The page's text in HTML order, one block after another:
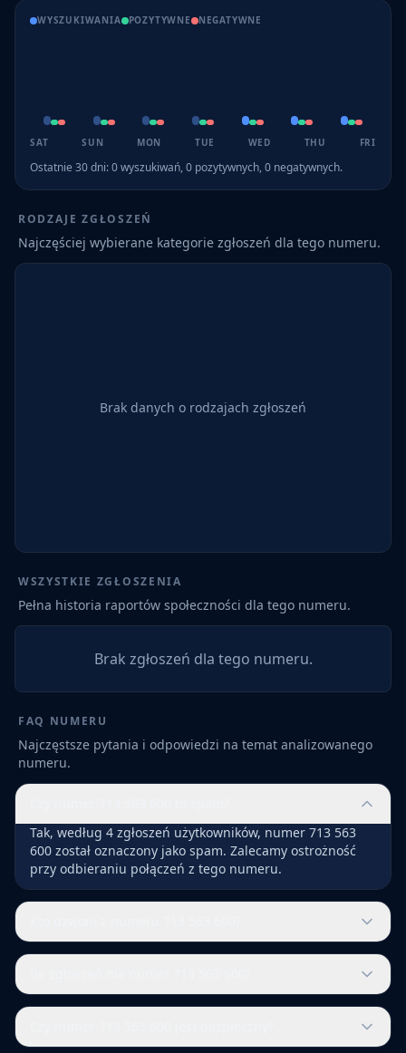
WYSZUKIWANIA POZYTYWNE NEGATYWNE
SAT SUN MON TUE WED THU FRI
Ostatnie 30 dni:0wyszukiwań,0 pozytywnych,0 negatywnych.
RODZAJE ZGŁOSZEŃ
Najczęściej wybierane kategorie zgłoszeń dla tego numeru.
Brak danych o rodzajach zgłoszeń
WSZYSTKIE ZGŁOSZENIA
Pełna historia raportów społeczności dla tego numeru.
Brak zgłoszeń dla tego numeru.
FAQ NUMERU
Najczęstsze pytania i odpowiedzi na temat analizowanego
numeru.
Tak, według 4 zgłoszeń użytkowników, numer 713 563
600 został oznaczony jako spam. Zalecamy ostrożność
przy odbieraniu połączeń z tego numeru.